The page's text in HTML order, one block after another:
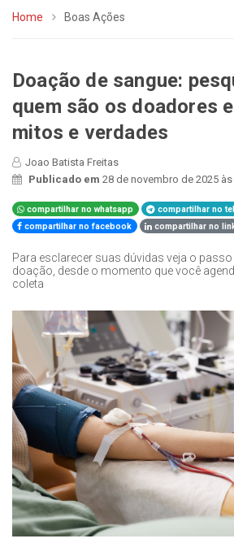
Home Boas Ações
Doação de sangue:
quem são os doadores
mitos e verdades
Joao Batista Freitas
Publicado em 28 de novembro de 2025 às
compartilhar no whatsapp
compartilhar no
compartilhar no facebook
compartilhar no
Para esclarecer suas dúvidas veja o
doação, desde o momento que você
coleta